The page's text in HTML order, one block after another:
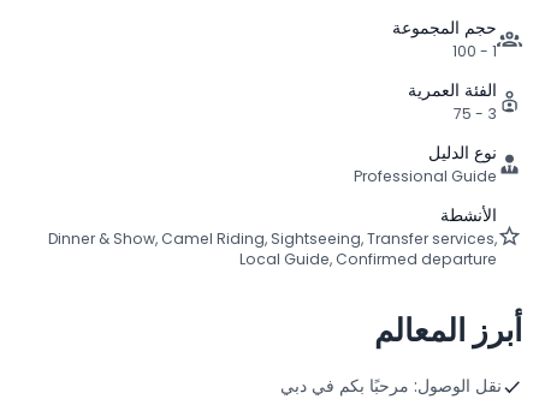
حجم المجموعة
1 - 100
الفئة العمرية
3 - 75
نوع الدليل
Professional Guide
الأنشطة
Dinner & Show, Camel Riding, Sightseeing, Transfer services,
Local Guide, Confirmed departure
أبرز المعالم
نقل الوصول: مرحبًا بكم في دبي